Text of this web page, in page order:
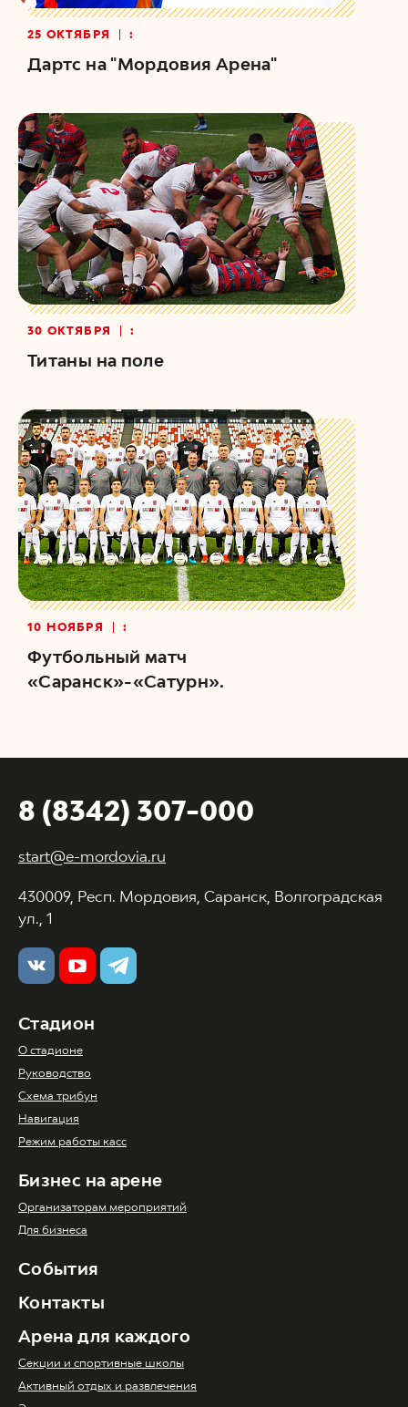
25 ОКТЯБРЯ :
Дартс на "Мордовия Арена"
30 ОКТЯБРЯ :
Титаны на поле
10 НОЯБРЯ :
Футбольный матч
«Саранск»-«Сатурн».
8 (8342) 307-000
start@e-mordovia.ru
430009, Респ. Мордовия, Саранск, Волгоградская
ул., 1
Стадион
О стадионе
Руководство
Схема трибун
Навигация
Режим работы касс
Бизнес на арене
Организаторам мероприятий
Для бизнеса
События
Контакты
Арена для каждого
Секции и спортивные школы
Активный отдых и развлечения